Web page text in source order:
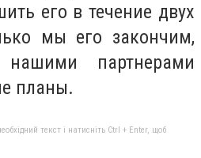
его в течение двух
мы его закончим,
партнерами
планы.
текст і натисніть Ctrl + Enter, щоб